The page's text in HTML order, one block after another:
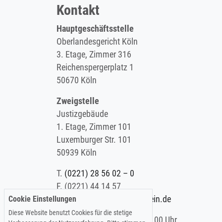
Kontakt
Hauptgeschäftsstelle
Oberlandesgericht Köln
3. Etage, Zimmer 316
Reichenspergerplatz 1
50670 Köln
Zweigstelle
Justizgebäude
1. Etage, Zimmer 101
Luxemburger Str. 101
50939 Köln
T. (0221) 28 56 02 – 0
F.(0221) 44 14 57
E.info@koelner-anwaltverein.de
Montag - Freitag: 9.00 – 15.00 Uhr
Cookie Einstellungen
Diese Website benutzt Cookies für die stetige